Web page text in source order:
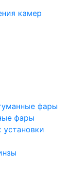
камер
фары
фары
установки